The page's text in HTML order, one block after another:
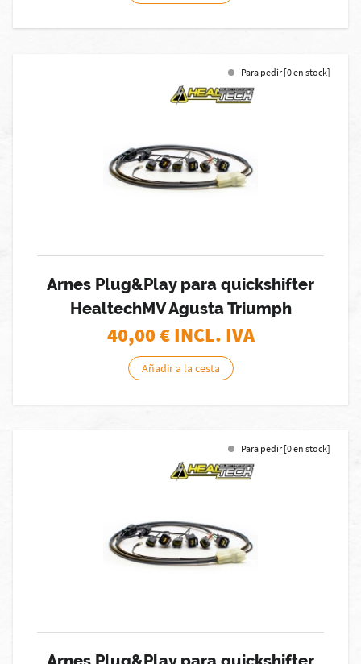
Para pedir [0 en stock]
Arnes Plug&Play para quickshifter
HealtechMV Agusta Triumph
40,00€ INCL. IVA
Añadir a la cesta
Para pedir [0 en stock]